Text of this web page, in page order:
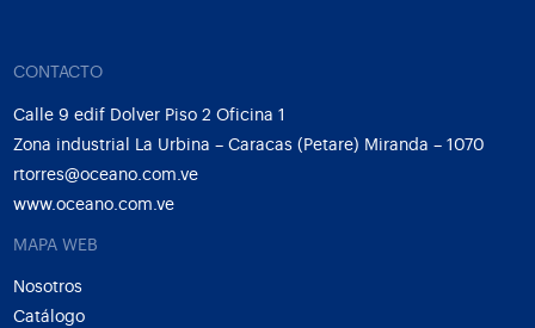
CONTACTO
Calle 9 edif Dolver Piso 2 Oficina 1
Zona industrial La Urbina – Caracas (Petare) Miranda – 1070
rtorres@oceano.com.ve
www.oceano.com.ve
MAPA WEB
Nosotros
Catálogo